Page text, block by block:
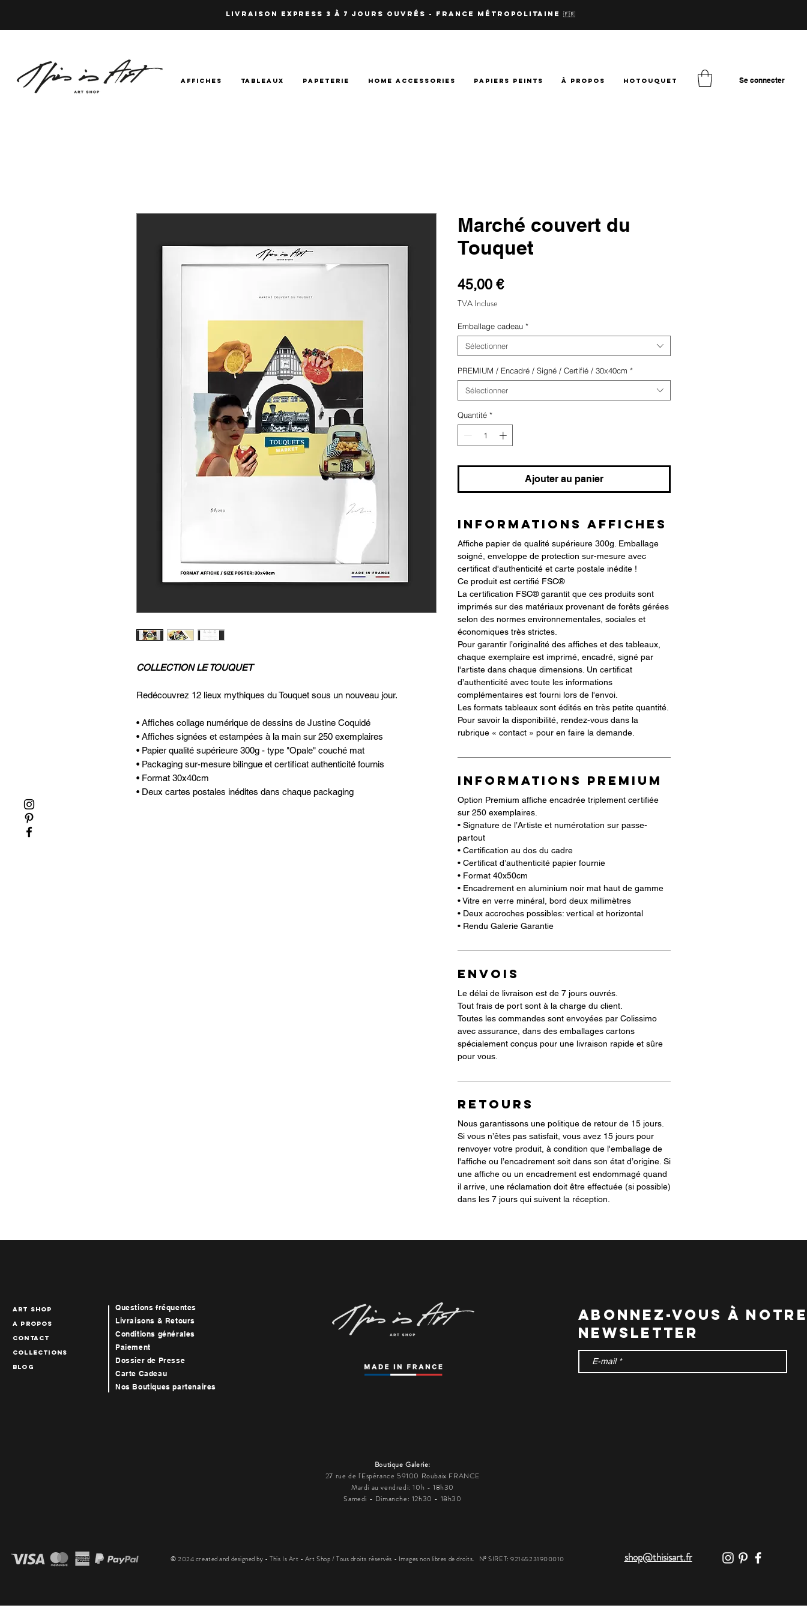
LIVRAISON EXPRESS 3 à 7 JOURS OUVRés - fRANCE Métropolitaine 🇫🇷
AFFICHES TABLEAUX PAPETERIE HOME ACCESSORIES PAPIERS PEINTS à PROPOS hotouquet Se connecter
COLLECTION LE TOUQUET
Redécouvrez 12 lieux mythiques du Touquet sous un nouveau jour.
• Affiches collage numérique de dessins de Justine Coquidé
• Affiches signées et estampées à la main sur 250 exemplaires
• Papier qualité supérieure 300g - type "Opale" couché mat
• Packaging sur-mesure bilingue et certificat authenticité fournis
• Format 30x40cm
• Deux cartes postales inédites dans chaque packaging
Marché couvert du
Touquet
45,00 €Prix
TVA Incluse
Emballage cadeau *
Sélectionner
PREMIUM / Encadré / Signé / Certifié / 30x40cm *
Sélectionner
Quantité *
Ajouter au panier
INFORMATIONS AFFICHES
Affiche papier de qualité supérieure 300g. Emballage
soigné, enveloppe de protection sur-mesure avec
certificat d'authenticité et carte postale inédite !
Ce produit est certifié FSC®
La certification FSC® garantit que ces produits sont
imprimés sur des matériaux provenant de forêts gérées
selon des normes environnementales, sociales et
économiques très strictes.
Pour garantir l’originalité des affiches et des tableaux,
chaque exemplaire est imprimé, encadré, signé par
l'artiste dans chaque dimensions. Un certificat
d’authenticité avec toute les informations
complémentaires est fourni lors de l'envoi.
Les formats tableaux sont édités en très petite quantité.
Pour savoir la disponibilité, rendez-vous dans la
rubrique « contact » pour en faire la demande.
INFORMATIONS PREMIUM
Option Premium affiche encadrée triplement certifiée
sur 250 exemplaires.
• Signature de l’Artiste et numérotation sur passe-
partout
• Certification au dos du cadre
• Certificat d’authenticité papier fournie
• Format 40x50cm
• Encadrement en aluminium noir mat haut de gamme
• Vitre en verre minéral, bord deux millimètres
• Deux accroches possibles: vertical et horizontal
• Rendu Galerie Garantie
ENVOIS
Le délai de livraison est de 7 jours ouvrés.
Tout frais de port sont à la charge du client.
Toutes les commandes sont envoyées par Colissimo
avec assurance, dans des emballages cartons
spécialement conçus pour une livraison rapide et sûre
pour vous.
RETOURS
Nous garantissons une politique de retour de 15 jours.
Si vous n’êtes pas satisfait, vous avez 15 jours pour
renvoyer votre produit, à condition que l'emballage de
l'affiche ou l’encadrement soit dans son état d’origine. Si
une affiche ou un encadrement est endommagé quand
il arrive, une réclamation doit être effectuée (si possible)
dans les 7 jours qui suivent la réception.
art Shop
A propos
Contact
collections
blog
Questions fréquentes
Livraisons & Retours
Conditions générales
Paiement
Dossier de Presse
Carte Cadeau
Nos Boutiques partenaires
abonnez-vous à notre
newsletter
Boutique Galerie:
27 rue de l'Espérance 59100 Roubaix FRANCE
Mardi au vendredi: 10h - 18h30
Samedi - Dimanche: 12h30 - 18h30
shop@thisisart.fr
© 2024 created and designed by - This Is Art - Art Shop / Tous droits réservés - Images non libres de droits. N° SIRET: 92165231900010